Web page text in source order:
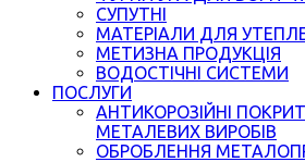
СУПУТНІ
МАТЕРІАЛИ ДЛЯ
МЕТИЗНА ПРОДУКЦІЯ
ВОДОСТІЧНІ СИСТЕМИ
ПОСЛУГИ
АНТИКОРОЗІЙНІ
МЕТАЛЕВИХ ВИРОБІВ
ОБРОБЛЕННЯ